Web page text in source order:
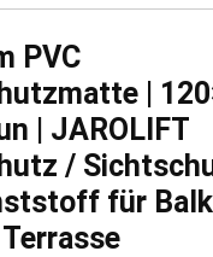
PVC
|
| JAROLIFT
/
für